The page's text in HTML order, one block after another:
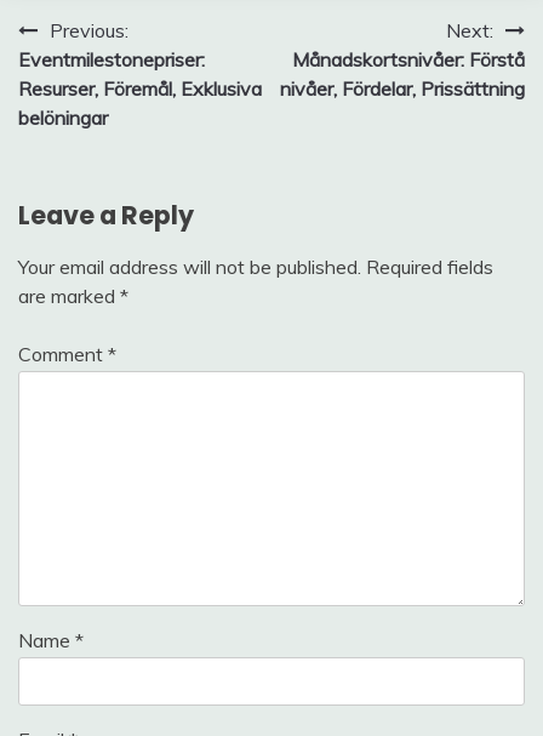
Post
navigation
Previous:
Eventmilestonepriser:
Resurser, Föremål, Exklusiva
belöningar
Next:
Månadskortsnivåer: Förstå
nivåer, Fördelar, Prissättning
Leave a Reply
Your email address will not be published. Required fields
are marked *
Comment *
Name *